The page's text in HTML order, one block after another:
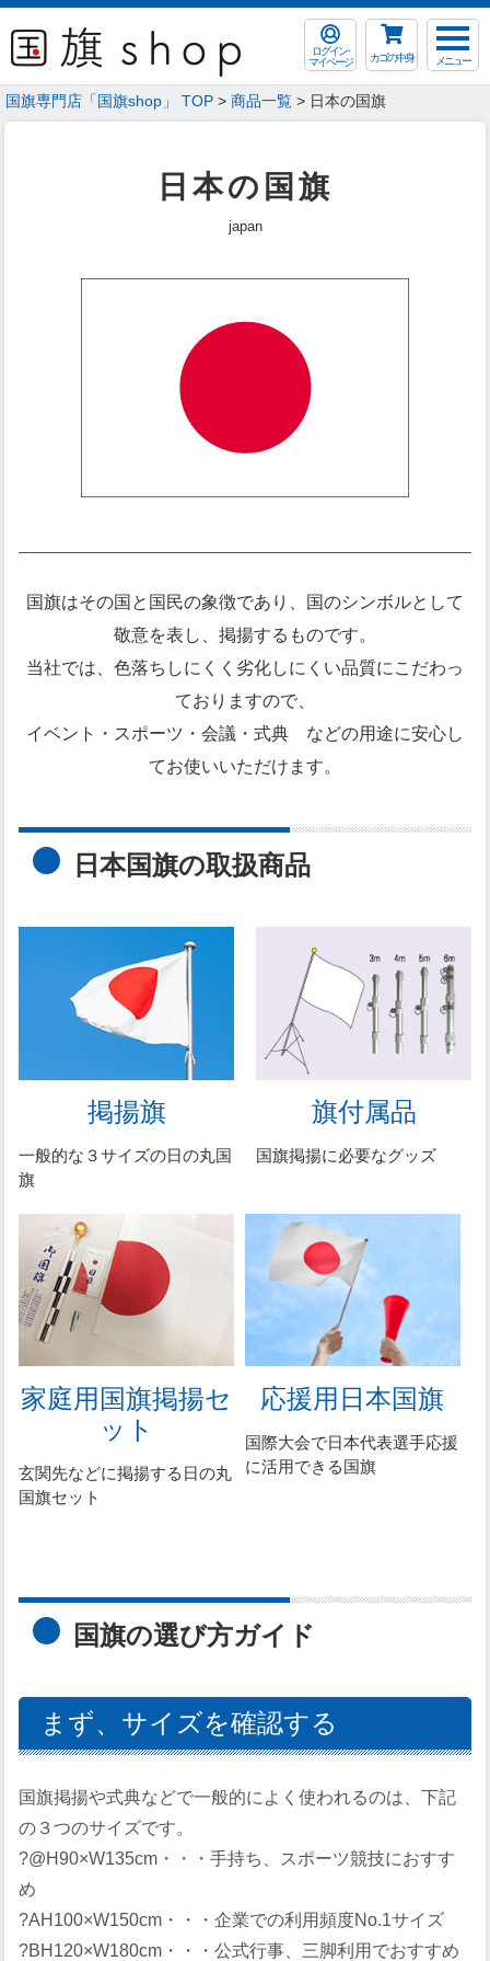
ログイン･
マイページ
カゴの中身 メニュー
国旗専門店「国旗shop」 TOP > 商品一覧 > 日本の国旗
日本の国旗
japan
国旗はその国と国民の象徴であり、国のシンボルとして
敬意を表し、掲揚するものです。
当社では、色落ちしにくく劣化しにくい品質にこだわっ
ておりますので、
イベント・スポーツ・会議・式典 などの用途に安心し
てお使いいただけます。
日本国旗の取扱商品
掲揚旗
一般的な３サイズの日の丸国
旗
旗付属品
国旗掲揚に必要なグッズ
家庭用国旗掲揚セ
ット
玄関先などに掲揚する日の丸
国旗セット
応援用日本国旗
国際大会で日本代表選手応援
に活用できる国旗
国旗の選び方ガイド
まず、サイズを確認する
国旗掲揚や式典などで一般的によく使われるのは、下記
の３つのサイズです。
?@H90×W135cm・・・手持ち、スポーツ競技におすす
め
?AH100×W150cm・・・企業での利用頻度No.1サイズ
?BH120×W180cm・・・公式行事、三脚利用でおすすめ